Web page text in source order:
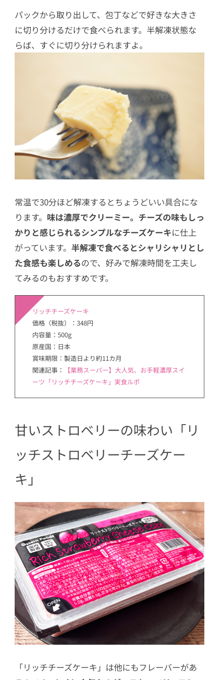
パックから取り出して、包丁などで好きな大きさ
に切り分けるだけで食べられます。半解凍状態な
らば、すぐに切り分けられますよ。
常温で30分ほど解凍するとちょうどいい具合にな
ります。 味は濃厚でクリーミー。チーズの味もしっ
かりと感じられるシンプルなチーズケーキに仕上
がっています。 半解凍で食べるとシャリシャリとし
た食感も楽しめるので、好みで解凍時間を工夫し
てみるのもおすすめです。
リッチチーズケーキ
価格（税抜）：348円
内容量：500g
原産国：日本
賞味期限：製造日より約11カ月
関連記事：
【業務スーパー】大人気、お手軽濃厚スイ
ーツ「リッチチーズケーキ」実食ルポ
甘いストロベリーの味わい「リ
ッチストロベリーチーズケー
キ」
「リッチチーズケーキ」は他にもフレーバーがあ